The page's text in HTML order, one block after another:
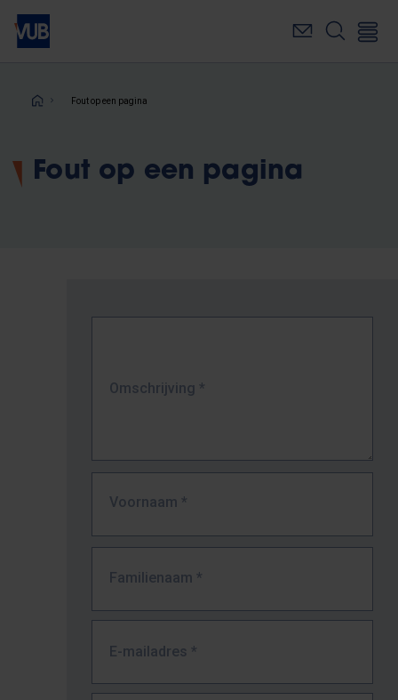
Overslaan
naar
inhoudKruimelpad
Fout op een pagina
Fout op een pagina
Omschrijving *
Voornaam *
Familienaam *
E-mailadres *